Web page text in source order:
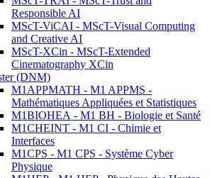
Responsible AI
MScT-ViCAI - MScT-Visual Computing
and Creative AI
MScT-XCin - MScT-Extended
Cinematography XCin
(DNM)
M1APPMATH - M1 APPMS -
Mathématiques Appliquées et Statistiques
M1BIOHEA - M1 BH - Biologie et Santé
M1CHEINT - M1 CI - Chimie et
Interfaces
M1CPS - M1 CPS - Système Cyber
Physique